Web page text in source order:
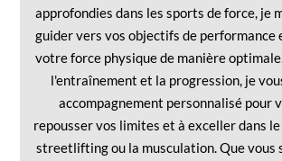
approfondies dans les sports de force, je
guider vers vos objectifs de performance
votre force physique de manière
l'entraînement et la progression, je
accompagnement personnalisé pour
repousser vos limites et à exceller dans
streetlifting ou la musculation. Que vous